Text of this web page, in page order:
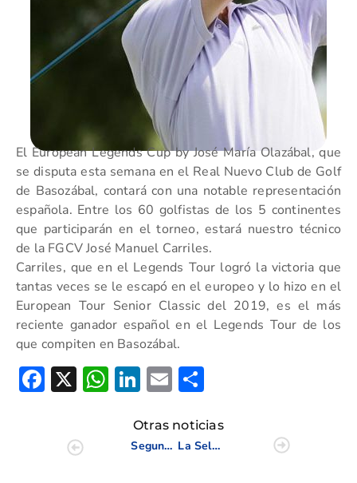
El European Legends Cup by José María Olazábal, que
se disputa esta semana en el Real Nuevo Club de Golf
de Basozábal, contará con una notable representación
española. Entre los 60 golfistas de los 5 continentes
que participarán en el torneo, estará nuestro técnico
de la FGCV José Manuel Carriles.
Carriles, que en el Legends Tour logró la victoria que
tantas veces se le escapó en el europeo y lo hizo en el
European Tour Senior Classic del 2019, es el más
reciente ganador español en el Legends Tour de los
que compiten en Basozábal.
Facebook
X WhatsApp
LinkedIn
Email
Otras noticias
Segunda jornada de la Liguilla Sénior en Las Ramblas
La Selección Valenciana Femenina S16 luchará por las medallas